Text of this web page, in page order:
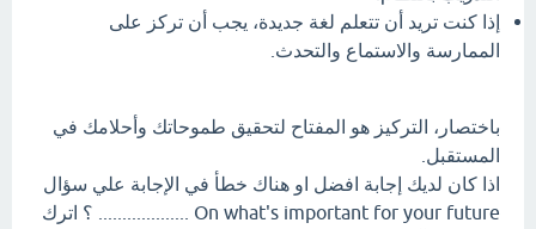
إذا كنت تريد أن تتعلم لغة جديدة، يجب أن تركز على
الممارسة والاستماع والتحدث.
باختصار، التركيز هو المفتاح لتحقيق طموحاتك وأحلامك في
المستقبل.
اذا كان لديك إجابة افضل او هناك خطأ في الإجابة علي سؤال
On what's important for your future ................... ؟ اترك